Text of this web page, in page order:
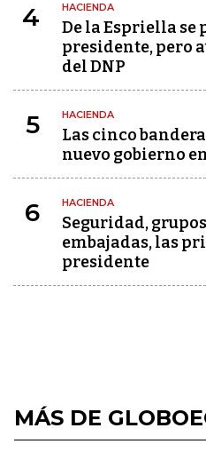
4 HACIENDA
De la Espriella se
presidente, pero
del DNP
5 HACIENDA
Las cinco
nuevo gobierno
6 HACIENDA
Seguridad,
embajadas, las
presidente
MÁS DE